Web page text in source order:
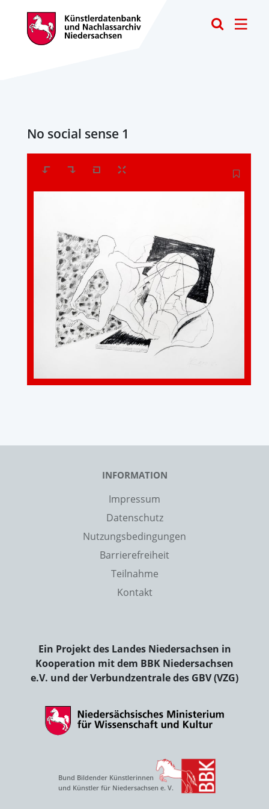
No social sense 1
INFORMATION
Impressum
Datenschutz
Nutzungsbedingungen
Barrierefreiheit
Teilnahme
Kontakt
Ein Projekt des Landes Niedersachsen in
Kooperation mit dem BBK Niedersachsen
e.V. und der Verbundzentrale des GBV (VZG)
Bund Bildender Künstlerinnen
und Künstler für Niedersachsen e. V.